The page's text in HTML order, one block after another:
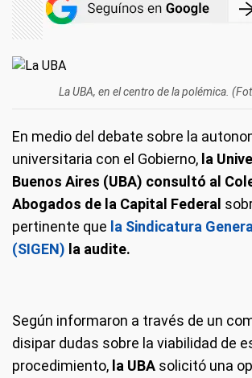
La UBA, en el centro de la polémica.
En medio del debate sobre la
universitaria con el Gobierno, la
Buenos Aires (UBA) consultó al
Abogados de la Capital Federal
pertinente que la Sindicatura
(SIGEN) la audite.
Según informaron a través de un
disipar dudas sobre la viabilidad de
procedimiento, la UBA solicitó una